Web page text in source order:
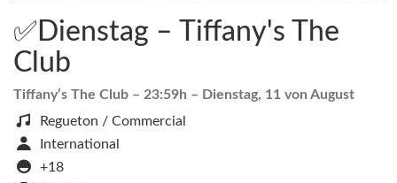
✅Dienstag – Tiffany's The
Club
Tiffany’s The Club – 23:59h – Dienstag, 11 von August
Regueton / Commercial
International
+18